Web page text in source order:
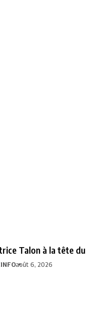
Talon à la tête du
août 6, 2026